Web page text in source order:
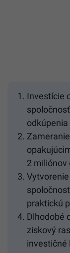
Investície
odkúpenia
2 miliónov
praktickú
Dlhodobé
ziskový
investičné